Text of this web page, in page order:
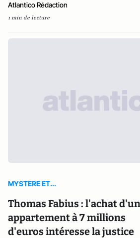
Atlantico Rédaction
1 min de lecture
MYSTERE ET...
Thomas Fabius : l'achat d'un
appartement à 7 millions
d'euros intéresse la justice